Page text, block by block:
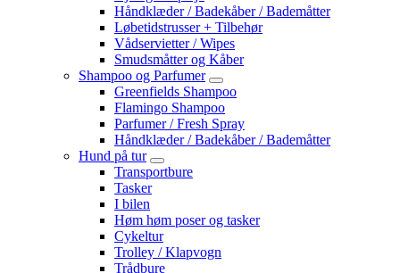
Håndklæder / Badekåber / Bademåtter
Løbetidstrusser + Tilbehør
Vådservietter / Wipes
Smudsmåtter og Kåber
Shampoo og Parfumer
Greenfields Shampoo
Flamingo Shampoo
Parfumer / Fresh Spray
Håndklæder / Badekåber / Bademåtter
Hund på tur
Transportbure
Tasker
I bilen
Høm høm poser og tasker
Cykeltur
Trolley / Klapvogn
Trådbure